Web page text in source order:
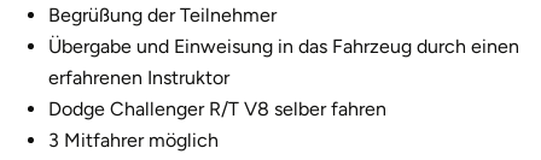
Begrüßung der Teilnehmer
Übergabe und Einweisung in das Fahrzeug durch einen
erfahrenen Instruktor
Dodge Challenger R/T V8 selber fahren
3 Mitfahrer möglich
Gotha
Göppingen